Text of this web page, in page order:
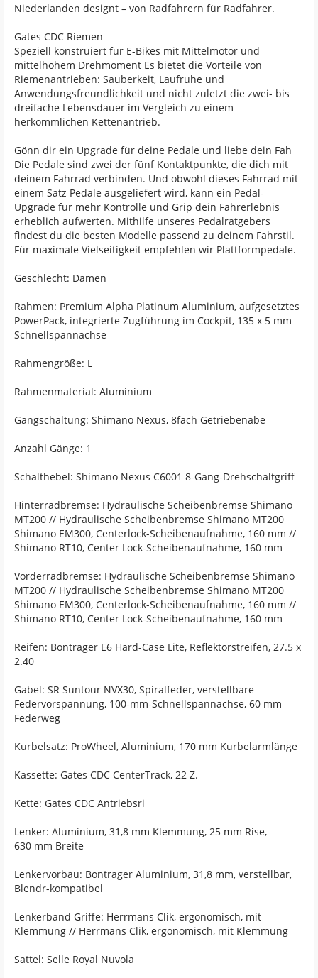
Niederlanden designt – von Radfahrern für Radfahrer.
Gates CDC Riemen
Speziell konstruiert für E-Bikes mit Mittelmotor und
mittelhohem Drehmoment Es bietet die Vorteile von
Riemenantrieben: Sauberkeit, Laufruhe und
Anwendungsfreundlichkeit und nicht zuletzt die zwei- bis
dreifache Lebensdauer im Vergleich zu einem
herkömmlichen Kettenantrieb.
Gönn dir ein Upgrade für deine Pedale und liebe dein Fah
Die Pedale sind zwei der fünf Kontaktpunkte, die dich mit
deinem Fahrrad verbinden. Und obwohl dieses Fahrrad mit
einem Satz Pedale ausgeliefert wird, kann ein Pedal-
Upgrade für mehr Kontrolle und Grip dein Fahrerlebnis
erheblich aufwerten. Mithilfe unseres Pedalratgebers
findest du die besten Modelle passend zu deinem Fahrstil.
Für maximale Vielseitigkeit empfehlen wir Plattformpedale.
Geschlecht: Damen
Rahmen: Premium Alpha Platinum Aluminium, aufgesetztes
PowerPack, integrierte Zugführung im Cockpit, 135 x 5 mm
Schnellspannachse
Rahmengröße: L
Rahmenmaterial: Aluminium
Gangschaltung: Shimano Nexus, 8fach Getriebenabe
Anzahl Gänge: 1
Schalthebel: Shimano Nexus C6001 8-Gang-Drehschaltgriff
Hinterradbremse: Hydraulische Scheibenbremse Shimano
MT200 // Hydraulische Scheibenbremse Shimano MT200
Shimano EM300, Centerlock-Scheibenaufnahme, 160 mm //
Shimano RT10, Center Lock-Scheibenaufnahme, 160 mm
Vorderradbremse: Hydraulische Scheibenbremse Shimano
MT200 // Hydraulische Scheibenbremse Shimano MT200
Shimano EM300, Centerlock-Scheibenaufnahme, 160 mm //
Shimano RT10, Center Lock-Scheibenaufnahme, 160 mm
Reifen: Bontrager E6 Hard-Case Lite, Reflektorstreifen, 27.5 x
2.40
Gabel: SR Suntour NVX30, Spiralfeder, verstellbare
Federvorspannung, 100-mm-Schnellspannachse, 60 mm
Federweg
Kurbelsatz: ProWheel, Aluminium, 170 mm Kurbelarmlänge
Kassette: Gates CDC CenterTrack, 22 Z.
Kette: Gates CDC Antriebsri
Lenker: Aluminium, 31,8 mm Klemmung, 25 mm Rise,
630 mm Breite
Lenkervorbau: Bontrager Aluminium, 31,8 mm, verstellbar,
Blendr-kompatibel
Lenkerband Griffe: Herrmans Clik, ergonomisch, mit
Klemmung // Herrmans Clik, ergonomisch, mit Klemmung
Sattel: Selle Royal Nuvola